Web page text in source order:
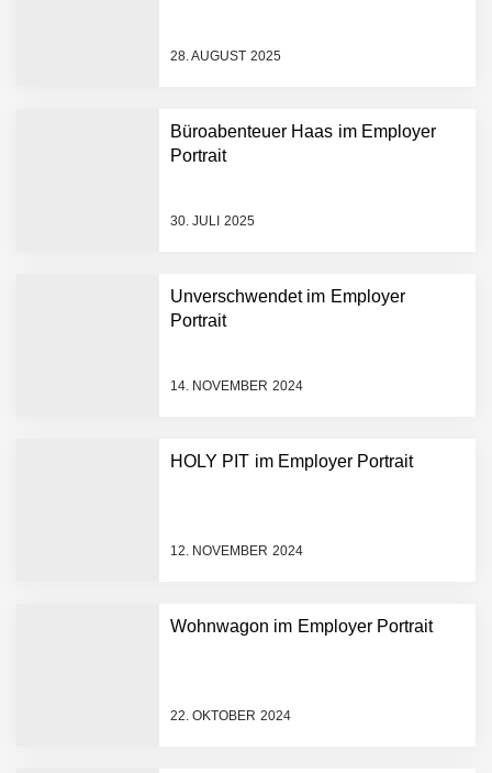
28. AUGUST 2025
Büroabenteuer Haas im Employer
Portrait
30. JULI 2025
Unverschwendet im Employer
Portrait
14. NOVEMBER 2024
HOLY PIT im Employer Portrait
12. NOVEMBER 2024
Wohnwagon im Employer Portrait
22. OKTOBER 2024
Portrait
Tabuthema Schwitzen?
Dieses Salzburger Startup
hat die Lösung!
Fabian Rauch von Crqlar
Crqlar: Wie ein
Manuel Messner von
Mazing: Verwandelt